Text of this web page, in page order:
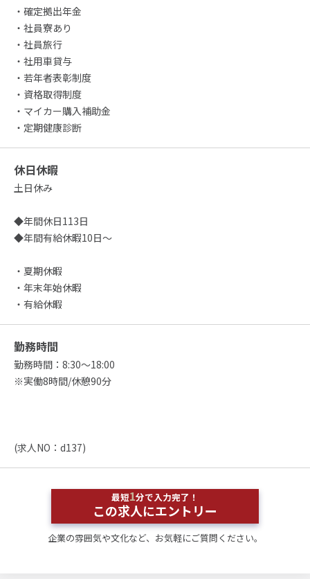
・確定拠出年金
・社員寮あり
・社員旅行
・社用車貸与
・若年者表彰制度
・資格取得制度
・マイカー購入補助金
・定期健康診断
休日休暇
土日休み
◆年間休日113日
◆年間有給休暇10日～
・夏期休暇
・年末年始休暇
・有給休暇
勤務時間
勤務時間：8:30～18:00
※実働8時間/休憩90分
(求人NO：d137)
最短1分で入力完了！
この求人にエントリー
企業の雰囲気や文化など、お気軽にご質問ください。